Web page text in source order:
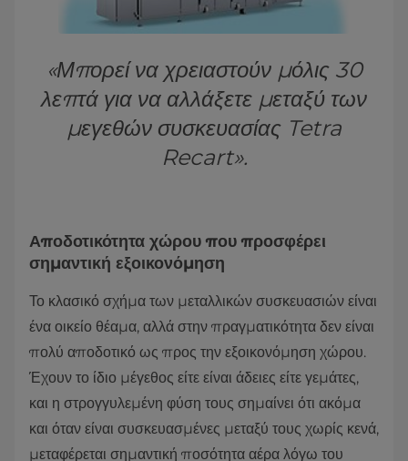
«Μπορεί να χρειαστούν μόλις 30
λεπτά για να αλλάξετε μεταξύ των
μεγεθών συσκευασίας Tetra
Recart».
Αποδοτικότητα χώρου που προσφέρει
σημαντική εξοικονόμηση
Το κλασικό σχήμα των μεταλλικών συσκευασιών είναι
ένα οικείο θέαμα, αλλά στην πραγματικότητα δεν είναι
πολύ αποδοτικό ως προς την εξοικονόμηση χώρου.
Έχουν το ίδιο μέγεθος είτε είναι άδειες είτε γεμάτες,
και η στρογγυλεμένη φύση τους σημαίνει ότι ακόμα
και όταν είναι συσκευασμένες μεταξύ τους χωρίς κενά,
μεταφέρεται σημαντική ποσότητα αέρα λόγω του